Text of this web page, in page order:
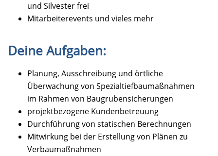
und Silvester frei
Mitarbeiterevents und vieles mehr
Deine Aufgaben:
Planung, Ausschreibung und örtliche
Überwachung von Spezialtiefbaumaßnahmen
im Rahmen von Baugrubensicherungen
projektbezogene Kundenbetreuung
Durchführung von statischen Berechnungen
Mitwirkung bei der Erstellung von Plänen zu
Verbaumaßnahmen